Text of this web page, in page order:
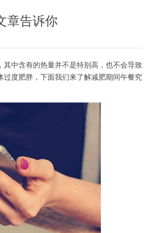
章告诉你
中含有的热量并不是特别高，也不会导致
度肥胖，下面我们来了解减肥期间午餐究